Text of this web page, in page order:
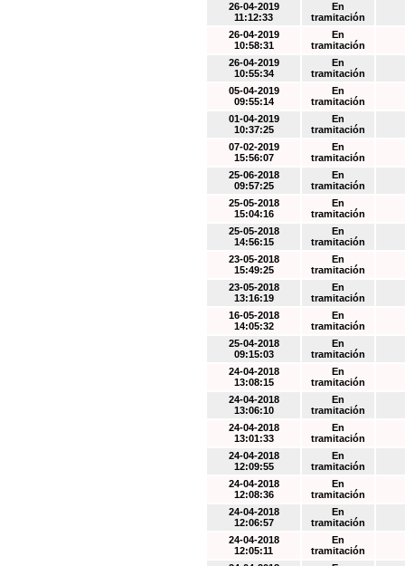
26-04-2019
11:12:33
En
tramitación
26-04-2019
10:58:31
En
tramitación
26-04-2019
10:55:34
En
tramitación
05-04-2019
09:55:14
En
tramitación
01-04-2019
10:37:25
En
tramitación
07-02-2019
15:56:07
En
tramitación
25-06-2018
09:57:25
En
tramitación
25-05-2018
15:04:16
En
tramitación
25-05-2018
14:56:15
En
tramitación
23-05-2018
15:49:25
En
tramitación
23-05-2018
13:16:19
En
tramitación
16-05-2018
14:05:32
En
tramitación
25-04-2018
09:15:03
En
tramitación
24-04-2018
13:08:15
En
tramitación
24-04-2018
13:06:10
En
tramitación
24-04-2018
13:01:33
En
tramitación
24-04-2018
12:09:55
En
tramitación
24-04-2018
12:08:36
En
tramitación
24-04-2018
12:06:57
En
tramitación
24-04-2018
12:05:11
En
tramitación